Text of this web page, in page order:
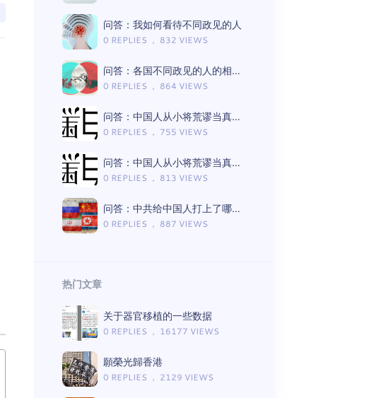
问答：我如何看待不同政见的人
0 REPLIES ， 832 VIEWS
问答：各国不同政见的人的相处模式差异
0 REPLIES ， 864 VIEWS
问答：中国人从小将荒谬当真理的言论有哪些（Gemini版）
0 REPLIES ， 755 VIEWS
问答：中国人从小将荒谬当真理的言论有哪些（ChatGPT版）
0 REPLIES ， 813 VIEWS
问答：中共给中国人打上了哪些思想钢印（Gemini版）
0 REPLIES ， 887 VIEWS
热门文章
关于器官移植的一些数据
0 REPLIES ， 16177 VIEWS
願榮光歸香港
0 REPLIES ， 2129 VIEWS